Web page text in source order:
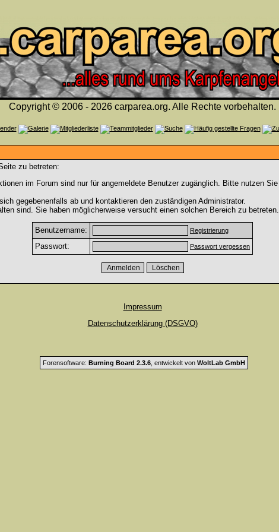
Copyright © 2006 - 2026 carparea.org. Alle Rechte vorbehalten.
zu betreten:
im Forum sind nur für angemeldete Benutzer zugänglich. Bitte nutzen
gegebenenfalls ab und kontaktieren den zuständigen Administrator.
sind. Sie haben möglicherweise versucht einen solchen Bereich zu betreten.
Benutzername: Registrierung
Passwort: Passwort vergessen
Impressum
Datenschutzerklärung (DSGVO)
Forensoftware: Burning Board 2.3.6, entwickelt von WoltLab GmbH